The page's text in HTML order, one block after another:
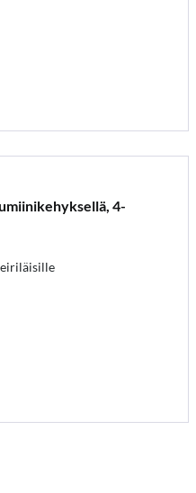
4-